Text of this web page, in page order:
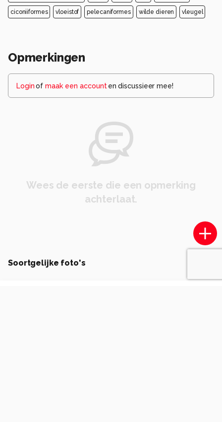
ciconiiformes vloeistof pelecaniformes wilde dieren vleugel
Opmerkingen
Loginof maak een account en discussieer mee!
Wees de eerste die een opmerking
achterlaat.
Soortgelijke foto's